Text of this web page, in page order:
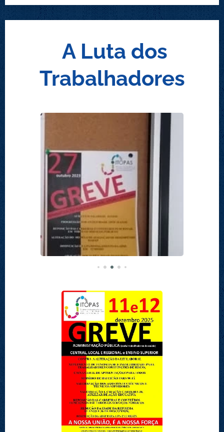
A Luta dos
Trabalhadores